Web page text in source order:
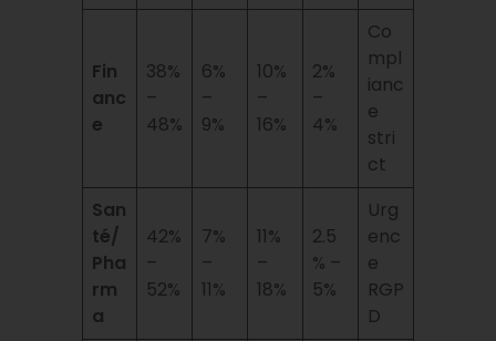
Fin
anc
e
38%
–
48%
6%
–
9%
10%
–
16%
2%
–
4%
Co
mpl
ianc
e
stri
ct
San
té/
Pha
rm
a
42%
–
52%
7%
–
11%
11%
–
18%
2.5
% –
5%
Urg
enc
e
RGP
D